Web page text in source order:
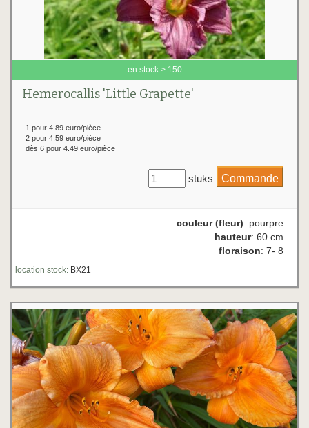
en stock > 150
Hemerocallis 'Little Grapette'
1 pour 4.89 euro/pièce
2 pour 4.59 euro/pièce
dès 6 pour 4.49 euro/pièce
stuks
couleur (fleur): pourpre
hauteur: 60 cm
floraison: 7- 8
location stock: BX21